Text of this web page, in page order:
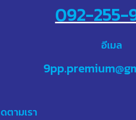
092-255-
อีเมล
ตามเรา